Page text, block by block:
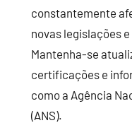
constantemente
novas legislações
Mantenha-se
certificações e
como a Agência
(ANS).